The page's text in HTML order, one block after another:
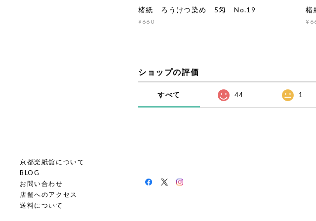
京都楽紙舘について
BLOG
お問い合わせ
店舗へのアクセス
送料について
楮紙 ろうけつ染め 5匁 No.19
¥660
ショップの評価
すべて 44 1